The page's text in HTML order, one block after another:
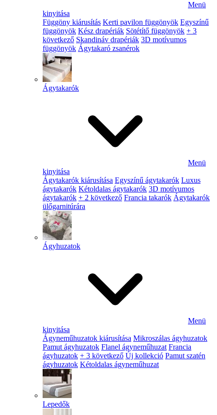
Menü
kinyitása
Függöny kiárusítás Kerti pavilon függönyök Egyszínű
függönyök Kész drapériák Sötétítő függönyök + 3
következő Skandináv drapériák 3D motívumos
függönyök Ágytakaró zsanérok
Ágytakarók
Menü
kinyitása
Ágytakarók kiárusítása Egyszínű ágytakarók Luxus
ágytakarók Kétoldalas ágytakarók 3D motívumos
ágytakarók + 2 következő Francia takarók Ágytakarók
ülőgarnitúrára
Ágyhuzatok
Menü
kinyitása
Ágyneműhuzatok kiárusítása Mikroszálas ágyhuzatok
Pamut ágyhuzatok Flanel ágyneműhuzat Francia
ágyhuzatok + 3 következő Új kollekció Pamut szatén
ágyhuzatok Kétoldalas ágyneműhuzat
Lepedők